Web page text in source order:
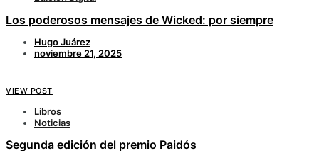
Los poderosos mensajes de Wicked: por siempre
Hugo Juárez
noviembre 21, 2025
VIEW POST
Libros
Noticias
Segunda edición del premio Paidós